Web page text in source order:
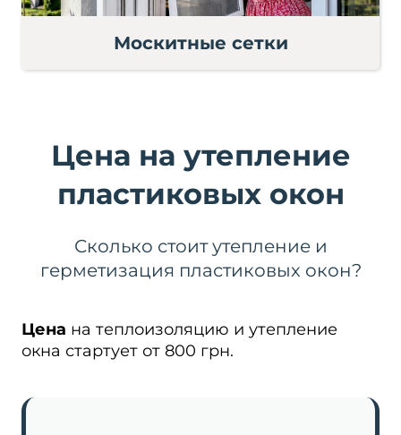
Москитные сетки
Цена на утепление
пластиковых окон
Сколько стоит утепление и
герметизация пластиковых окон?
Цена на теплоизоляцию и утепление
окна стартует от 800 грн.